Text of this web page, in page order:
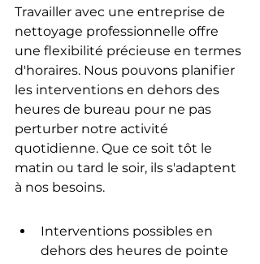
Travailler avec une entreprise de
nettoyage professionnelle offre
une flexibilité précieuse en termes
d'horaires. Nous pouvons planifier
les interventions en dehors des
heures de bureau pour ne pas
perturber notre activité
quotidienne. Que ce soit tôt le
matin ou tard le soir, ils s'adaptent
à nos besoins.
Interventions possibles en
dehors des heures de pointe